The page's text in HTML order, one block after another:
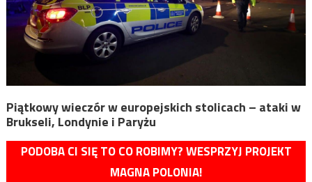
Piątkowy wieczór w europejskich stolicach – ataki w
Brukseli, Londynie i Paryżu
PODOBA CI SIĘ TO CO ROBIMY? WESPRZYJ PROJEKT
MAGNA POLONIA!